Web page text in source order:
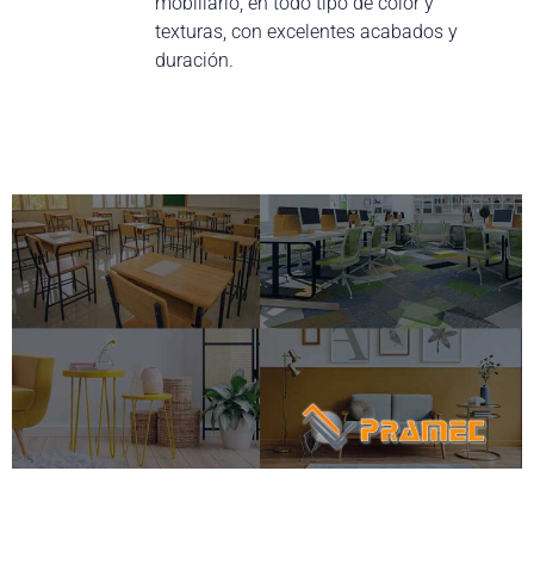
texturas, con excelentes acabados y
duración.